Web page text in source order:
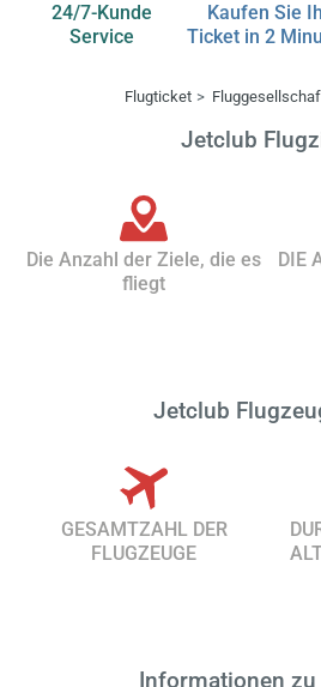
24/7-Kunde
Service
Kaufen Sie
Ticket in 2
Flugticket
Jetclub
Die Anzahl der Ziele, die es
fliegt
DIE
Jetclub
GESAMTZAHL DER
FLUGZEUGE
Informationen